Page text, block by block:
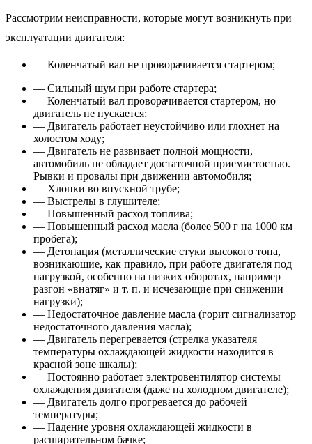
Рассмотрим неисправности, которые могут возникнуть при
эксплуатации двигателя:
— Коленчатый вал не проворачивается стартером;
— Сильный шум при работе стартера;
— Коленчатый вал проворачивается стартером, но
двигатель не пускается;
— Двигатель работает неустойчиво или глохнет на
холостом ходу;
— Двигатель не развивает полной мощности,
автомобиль не обладает достаточной приемистостью.
Рывки и провалы при движении автомобиля;
— Хлопки во впускной трубе;
— Выстрелы в глушителе;
— Повышенный расход топлива;
— Повышенный расход масла (более 500 г на 1000 км
пробега);
— Детонация (металлические стуки высокого тона,
возникающие, как правило, при работе двигателя под
нагрузкой, особенно на низких оборотах, например
разгон «внатяг» и т. п. и исчезающие при снижении
нагрузки);
— Недостаточное давление масла (горит сигнализатор
недостаточного давления масла);
— Двигатель перегревается (стрелка указателя
температуры охлаждающей жидкости находится в
красной зоне шкалы);
— Постоянно работает электровентилятор системы
охлаждения двигателя (даже на холодном двигателе);
— Двигатель долго прогревается до рабочей
температуры;
— Падение уровня охлаждающей жидкости в
расширительном бачке;